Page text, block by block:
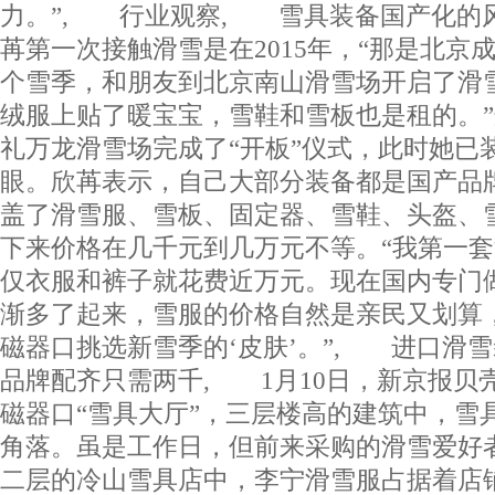
力。”, 行业观察, 雪具装备国产化的
苒第一次接触滑雪是在2015年，“那是北京
个雪季，和朋友到北京南山滑雪场开启了滑
绒服上贴了暖宝宝，雪鞋和雪板也是租的。
礼万龙滑雪场完成了“开板”仪式，此时她已
眼。欣苒表示，自己大部分装备都是国产品
盖了滑雪服、雪板、固定器、雪鞋、头盔、
下来价格在几千元到几万元不等。“我第一
仅衣服和裤子就花费近万元。现在国内专门
渐多了起来，雪服的价格自然是亲民又划算
磁器口挑选新雪季的‘皮肤’。”, 进口滑雪
品牌配齐只需两千, 1月10日，新京报贝
磁器口“雪具大厅”，三层楼高的建筑中，雪
角落。虽是工作日，但前来采购的滑雪爱好
二层的冷山雪具店中，李宁滑雪服占据着店